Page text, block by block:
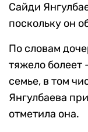
Сайди
поскольку он
По словам
тяжело болеет
семье, в том
Янгулбаева
отметила она.